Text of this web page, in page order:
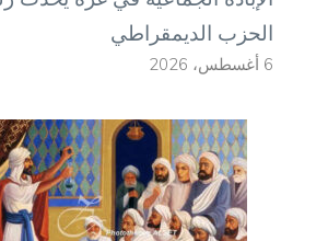
الحزب الديمقراطي
6 أغسطس، 2026